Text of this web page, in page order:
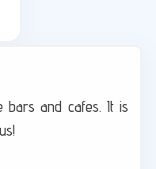
bars and cafes. It is